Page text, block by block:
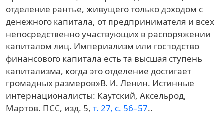
отделение рантье, живущего только доходом с
денежного капитала, от предпринимателя и всех
непосредственно участвующих в распоряжении
капиталом лиц. Империализм или господство
финансового капитала есть та высшая ступень
капитализма, когда это отделение достигает
громадных размеров»В. И. Ленин. Истинные
интернационалисты: Каутский, Аксельрод,
Мартов. ПСС, изд. 5, т. 27, с. 56–57..